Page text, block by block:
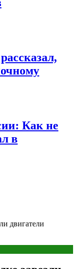
Как не
в
двигатели